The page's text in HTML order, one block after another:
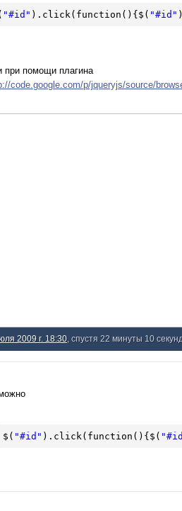
"#id" ).click(function(){$( "#id"
при помощи плагина
code.google.com/p/jqueryjs/source/
2009 г. 18:30 , спустя 22 минуты 10
$( "#id" ).click(function(){$(